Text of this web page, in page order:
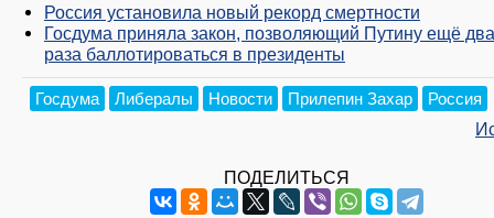
Россия установила новый рекорд смертности
Госдума приняла закон, позволяющий Путину ещё два
раза баллотироваться в президенты
Госдума Либералы Новости Прилепин Захар Россия
ПОДЕЛИТЬСЯ